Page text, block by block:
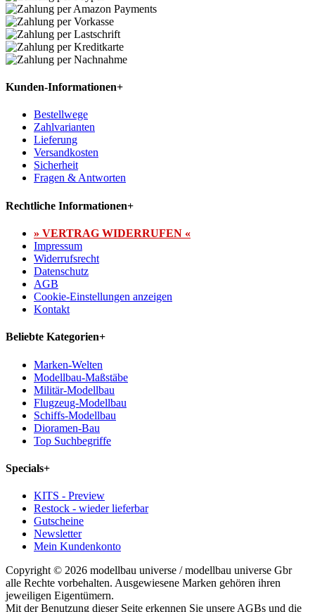
Kunden-Informationen+
Bestellwege
Zahlvarianten
Lieferung
Versandkosten
Sicherheit
Fragen & Antworten
Rechtliche Informationen+
» VERTRAG WIDERRUFEN «
Impressum
Widerrufsrecht
Datenschutz
AGB
Cookie-Einstellungen anzeigen
Kontakt
Beliebte Kategorien+
Marken-Welten
Modellbau-Maßstäbe
Militär-Modellbau
Flugzeug-Modellbau
Schiffs-Modellbau
Dioramen-Bau
Top Suchbegriffe
Specials+
KITS - Preview
Restock - wieder lieferbar
Gutscheine
Newsletter
Mein Kundenkonto
Copyright © 2026 modellbau universe / modellbau universe Gbr
alle Rechte vorbehalten. Ausgewiesene Marken gehören ihren
jeweiligen Eigentümern.
Mit der Benutzung dieser Seite erkennen Sie unsere AGBs und die